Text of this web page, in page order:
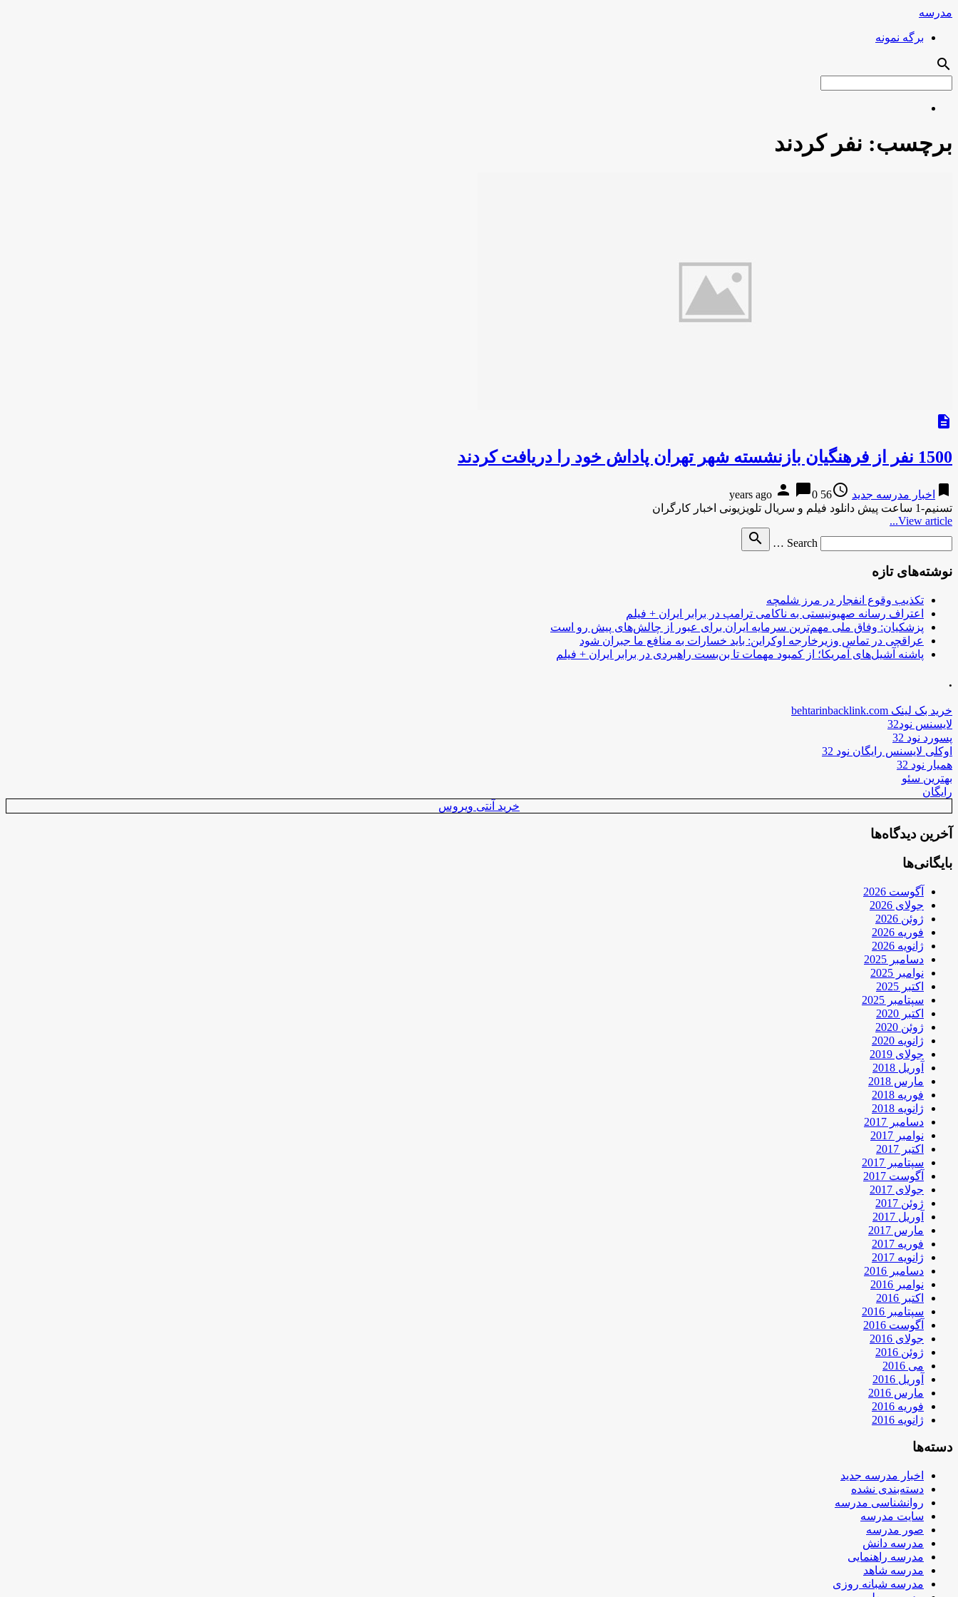
مدرسه
برگه نمونه
search
برچسب: نفر کردند
description
1500 نفر از فرهنگیان بازنشسته شهر تهران پاداش خود را دریافت کردند
bookmark اخبار مدرسه جدید access_time
56 years ago
person chat_bubble0
تسنیم-1 ساعت پیش دانلود فیلم و سریال تلویزیونی اخبار کارگران
View article...
Search …
search
نوشته‌های تازه
تکذیب وقوع انفجار در مرز شلمچه
اعتراف رسانه صهیونیستی به ناکامی ترامپ در برابر ایران + فیلم
پزشکیان: وفاق ملی مهم‌ترین سرمایه ایران برای عبور از چالش‌های پیش رو است
عراقچی در تماس وزیرخارجه اوکراین: باید خسارات به منافع ما جبران شود
پاشنه آشیل‌های آمریکا؛ از کمبود مهمات تا بن‌بست راهبردی در برابر ایران + فیلم
.
خرید بک لینک behtarinbacklink.com
لایسنس نود32
پسورد نود 32
اوکلی لایسنس رایگان نود 32
همیار نود 32
بهترین سئو
رایگان
خرید آنتی ویروس
آخرین دیدگاه‌ها
بایگانی‌ها
آگوست 2026
جولای 2026
ژوئن 2026
فوریه 2026
ژانویه 2026
دسامبر 2025
نوامبر 2025
اکتبر 2025
سپتامبر 2025
اکتبر 2020
ژوئن 2020
ژانویه 2020
جولای 2019
آوریل 2018
مارس 2018
فوریه 2018
ژانویه 2018
دسامبر 2017
نوامبر 2017
اکتبر 2017
سپتامبر 2017
آگوست 2017
جولای 2017
ژوئن 2017
آوریل 2017
مارس 2017
فوریه 2017
ژانویه 2017
دسامبر 2016
نوامبر 2016
اکتبر 2016
سپتامبر 2016
آگوست 2016
جولای 2016
ژوئن 2016
می 2016
آوریل 2016
مارس 2016
فوریه 2016
ژانویه 2016
دسته‌ها
اخبار مدرسه جدید
دسته‌بندی نشده
روانشناسی مدرسه
سایت مدرسه
صور مدرسه
مدرسه دانش
مدرسه راهنمایی
مدرسه شاهد
مدرسه شبانه روزی